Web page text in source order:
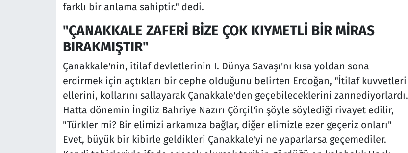
farklı bir anlama sahiptir." dedi.
"ÇANAKKALE ZAFERİ BİZE ÇOK KIYMETLİ BİR MİRAS
BIRAKMIŞTIR"
Çanakkale'nin, itilaf devletlerinin I. Dünya Savaşı'nı kısa yoldan sona
erdirmek için açtıkları bir cephe olduğunu belirten Erdoğan, "İtilaf kuvvetleri
ellerini, kollarını sallayarak Çanakkale'den geçebileceklerini zannediyorlardı.
Hatta dönemin İngiliz Bahriye Nazırı Çörçil'in şöyle söylediği rivayet edilir,
"Türkler mi? Bir elimizi arkamıza bağlar, diğer elimizle ezer geçeriz onları"
Evet, büyük bir kibirle geldikleri Çanakkale'yi ne yaparlarsa geçemediler.